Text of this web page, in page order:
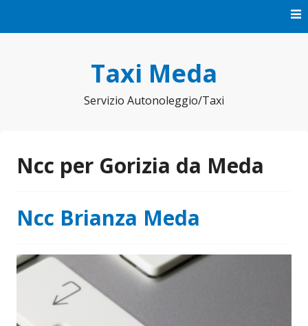
Taxi Meda
Servizio Autonoleggio/Taxi
Ncc per Gorizia da Meda
Ncc Brianza Meda